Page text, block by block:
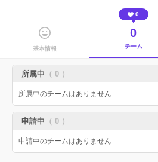
基本情報
0
0
チーム
所属中 （ 0 ）
所属中のチームはありません
申請中 （ 0 ）
申請中のチームはありません